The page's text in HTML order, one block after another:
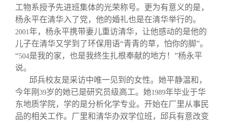
工物系授予先进班集体的光荣称号。更为有意义的是，
杨永平在清华入了党，他的婚礼也是在清华举行的。
2001年，杨永平携带妻儿重访清华，让他感动的是他的
儿子在清华又学到了环保用语“青青的草，怕你的脚”。
“504是我的家，也是我终生扎根奉献的地方！”杨永平
说。
邱兵校友是采访中唯一见到的女性。她平静温和，
今年刚 39岁的她已是研究员级高工。她1989年毕业于华
东地质学院，学的是分析化学专业。开始在厂里从事民
品的相关工作。厂里和清华办双学位班，邱兵有意改变